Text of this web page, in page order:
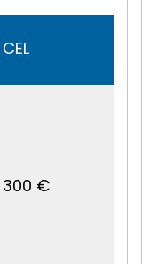
CEL
300 €